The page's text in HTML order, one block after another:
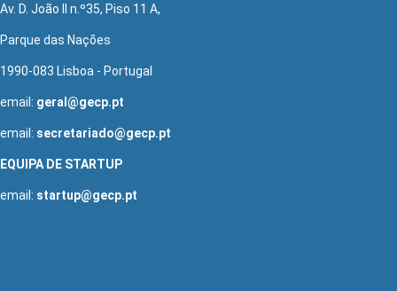
Av. D. João II n.º35, Piso 11 A,
Parque das Nações
1990-083 Lisboa - Portugal
email: geral@gecp.pt
email: secretariado@gecp.pt
EQUIPA DE STARTUP
email: startup@gecp.pt